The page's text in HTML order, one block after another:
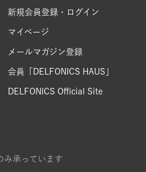
新規会員登録・ログイン
マイページ
メールマガジン登録
会員「DELFONICS HAUS」
DELFONICS Official Site
み承っています